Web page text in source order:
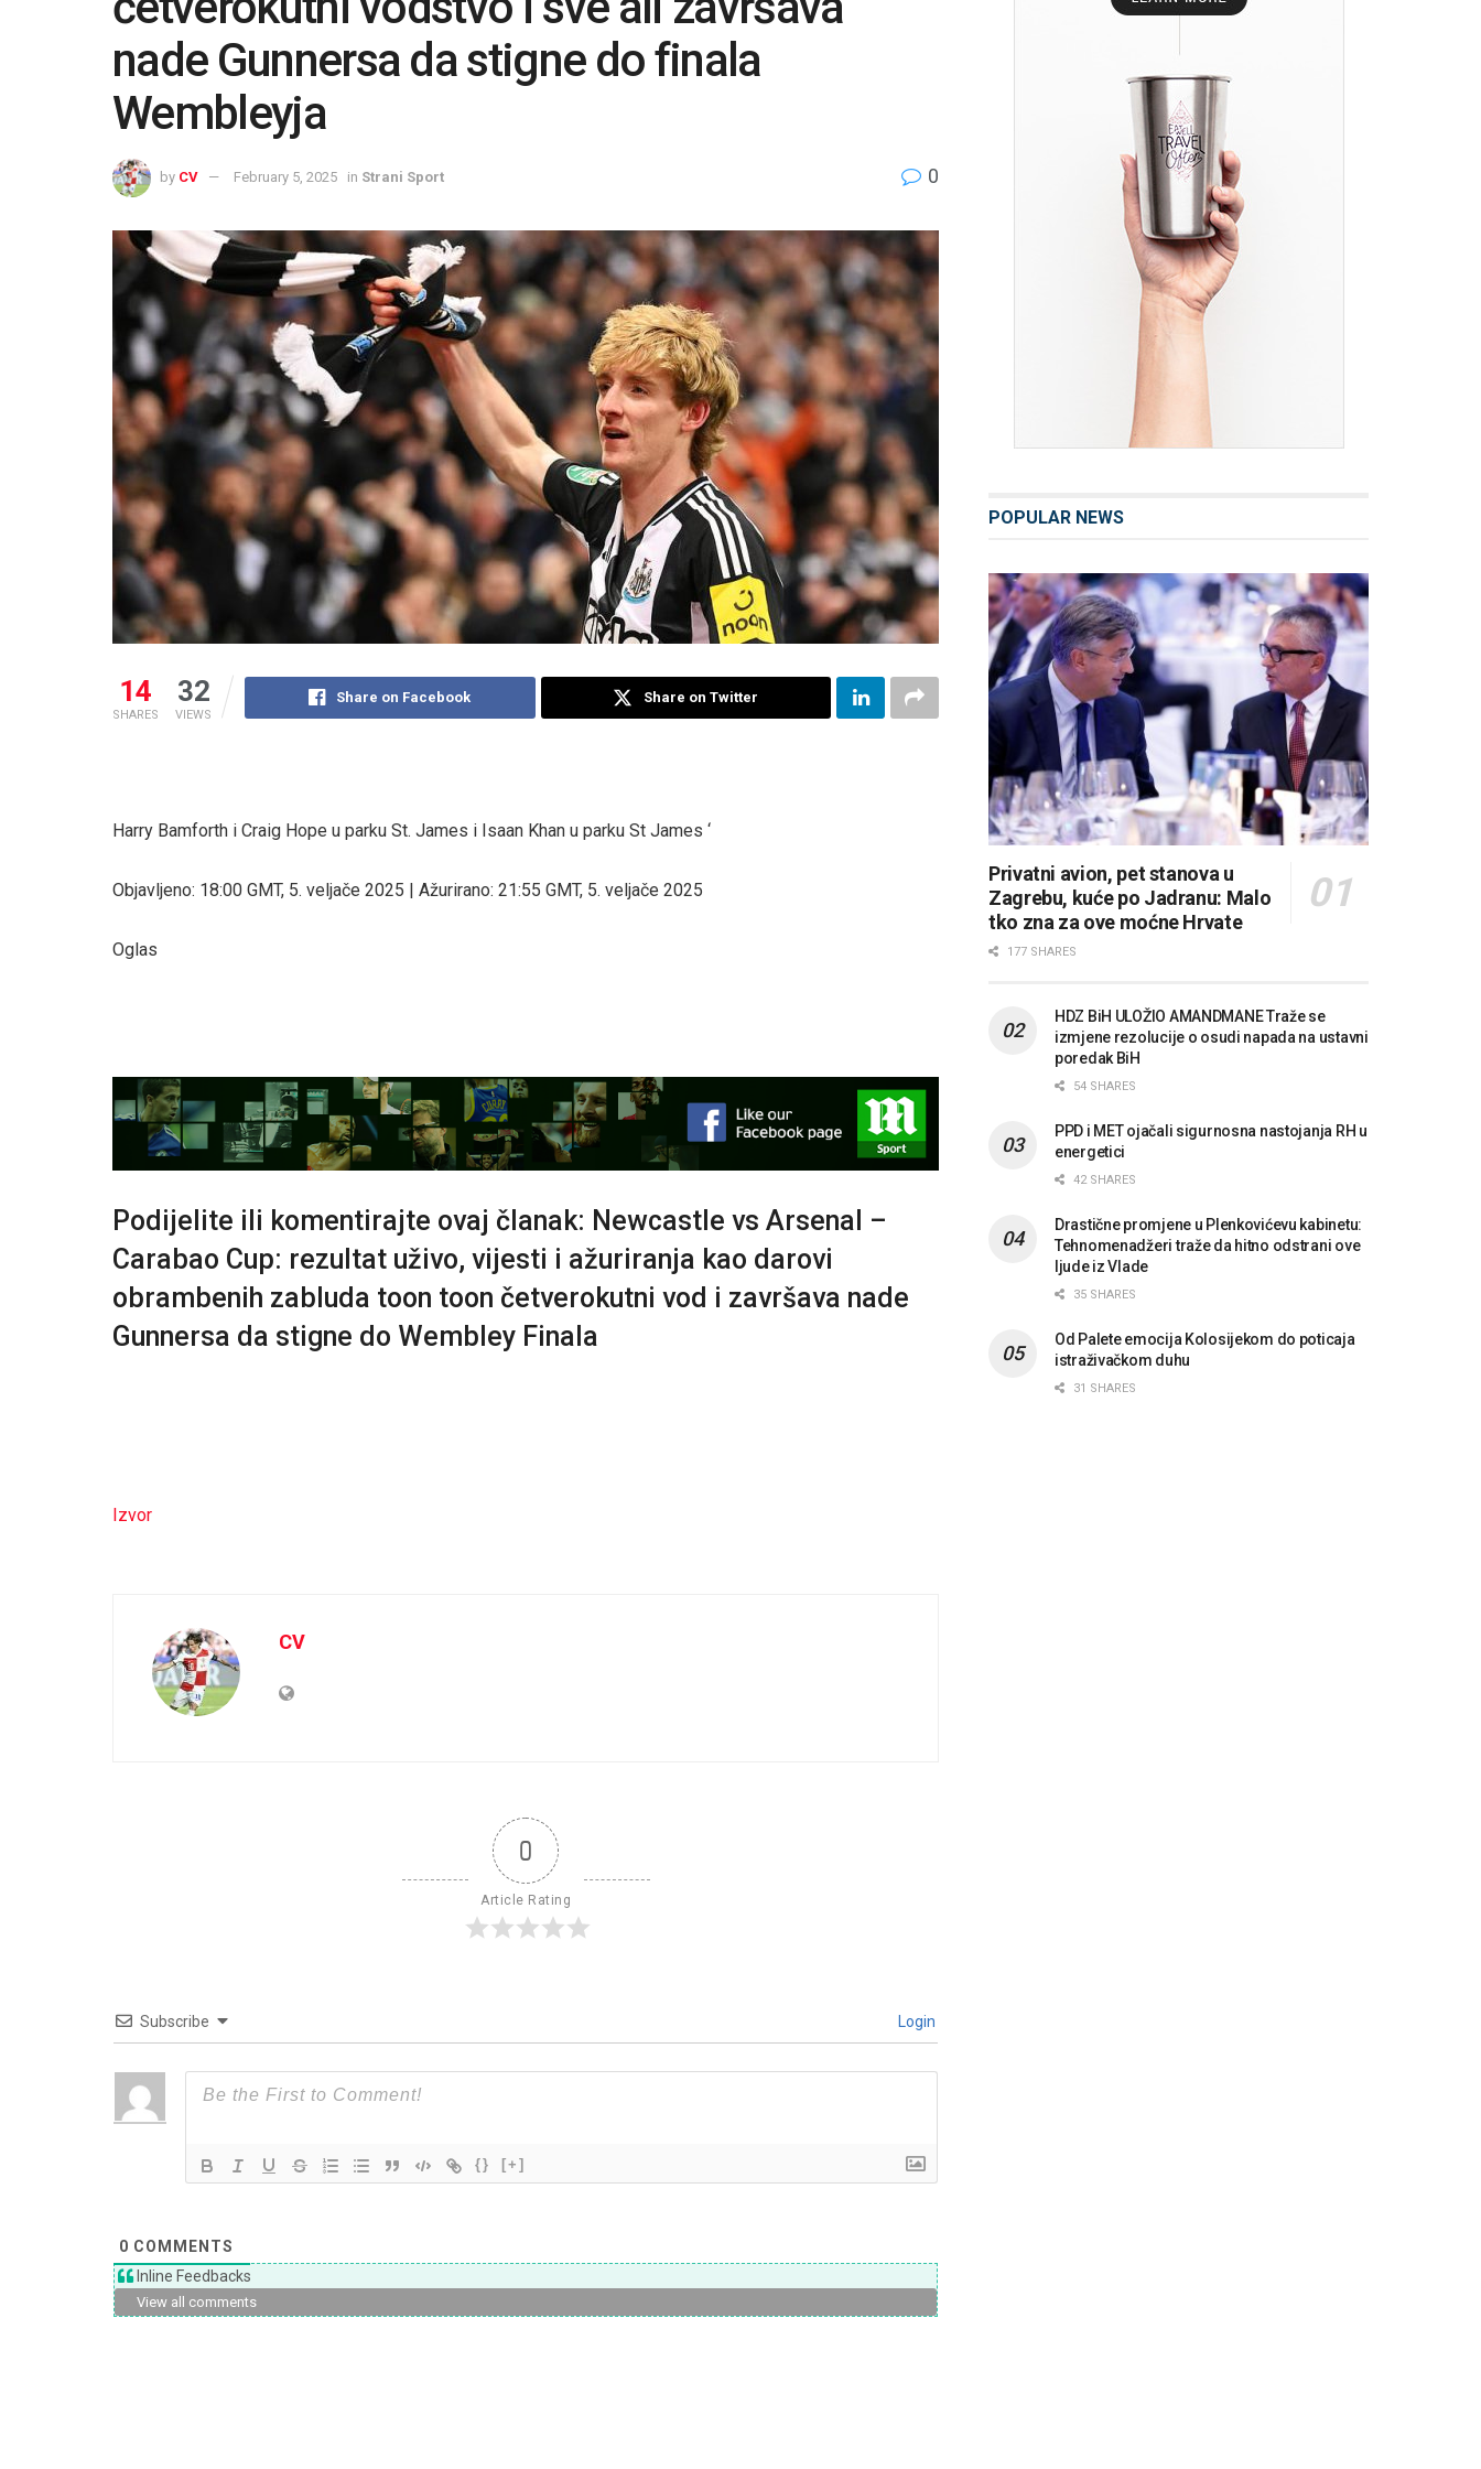
nade Gunnersa da stigne do finala
Wembleyja
by CV February 5, 2025 in Strani Sport 0
14
SHARES
32
VIEWS
Share on Facebook Share on Twitter
Harry Bamforth i Craig Hope u parku St. James i Isaan Khan u parku St James ‘
Objavljeno: 18:00 GMT, 5. veljače 2025 | Ažurirano: 21:55 GMT, 5. veljače 2025
Oglas
Podijelite ili komentirajte ovaj članak: Newcastle vs Arsenal –
Carabao Cup: rezultat uživo, vijesti i ažuriranja kao darovi
obrambenih zabluda toon toon četverokutni vod i završava nade
Gunnersa da stigne do Wembley Finala
Izvor
CV
0
Article Rating
Subscribe Login
{} [+]
0 COMMENTS
Inline Feedbacks
View all comments
POPULAR NEWS
Privatni avion, pet stanova u
Zagrebu, kuće po Jadranu: Malo
tko zna za ove moćne Hrvate
177 SHARES
HDZ BiH ULOŽIO AMANDMANE Traže se
izmjene rezolucije o osudi napada na ustavni
poredak BiH
54 SHARES
PPD i MET ojačali sigurnosna nastojanja RH u
energetici
42 SHARES
Drastične promjene u Plenkovićevu kabinetu:
Tehnomenadžeri traže da hitno odstrani ove
ljude iz Vlade
35 SHARES
Od Palete emocija Kolosijekom do poticaja
istraživačkom duhu
31 SHARES